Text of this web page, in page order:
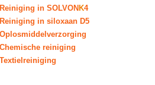
Reiniging in SOLVON K4
Reiniging in siloxaan D5
Oplosmiddelverzorging
Chemische reiniging
Textielreiniging